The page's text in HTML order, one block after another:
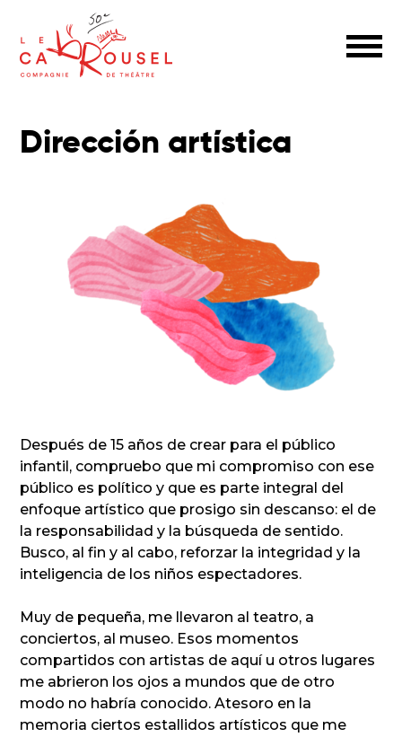
Dirección artística
Después de 15 años de crear para el público
infantil, compruebo que mi compromiso con ese
público es político y que es parte integral del
enfoque artístico que prosigo sin descanso: el de
la responsabilidad y la búsqueda de sentido.
Busco, al fin y al cabo, reforzar la integridad y la
inteligencia de los niños espectadores.
Muy de pequeña, me llevaron al teatro, a
conciertos, al museo. Esos momentos
compartidos con artistas de aquí u otros lugares
me abrieron los ojos a mundos que de otro
modo no habría conocido. Atesoro en la
memoria ciertos estallidos artísticos que me